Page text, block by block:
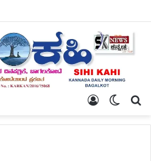
Switch
Log